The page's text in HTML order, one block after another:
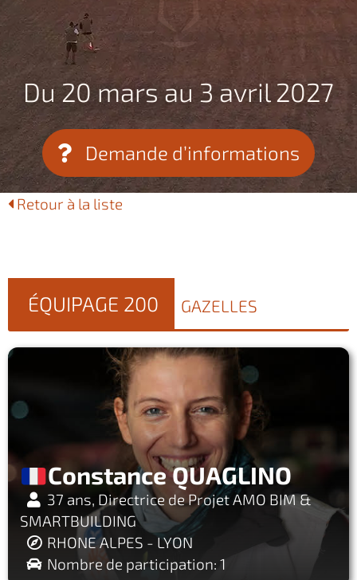
Du 20 mars au 3 avril 2027
Demande d’informations
Retour à la liste
ÉQUIPAGE 200 GAZELLES
Constance QUAGLINO
37 ans, Directrice de Projet AMO BIM &
SMARTBUILDING
RHONE ALPES - LYON
Nombre de participation: 1